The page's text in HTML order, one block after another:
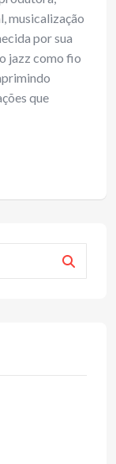
musicalização
por sua
jazz como fio
que